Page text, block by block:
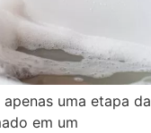
uma etapa da
em um